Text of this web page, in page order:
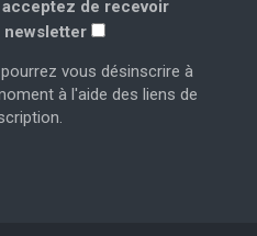
de recevoir
newsletter
vous désinscrire à
à l'aide des liens de